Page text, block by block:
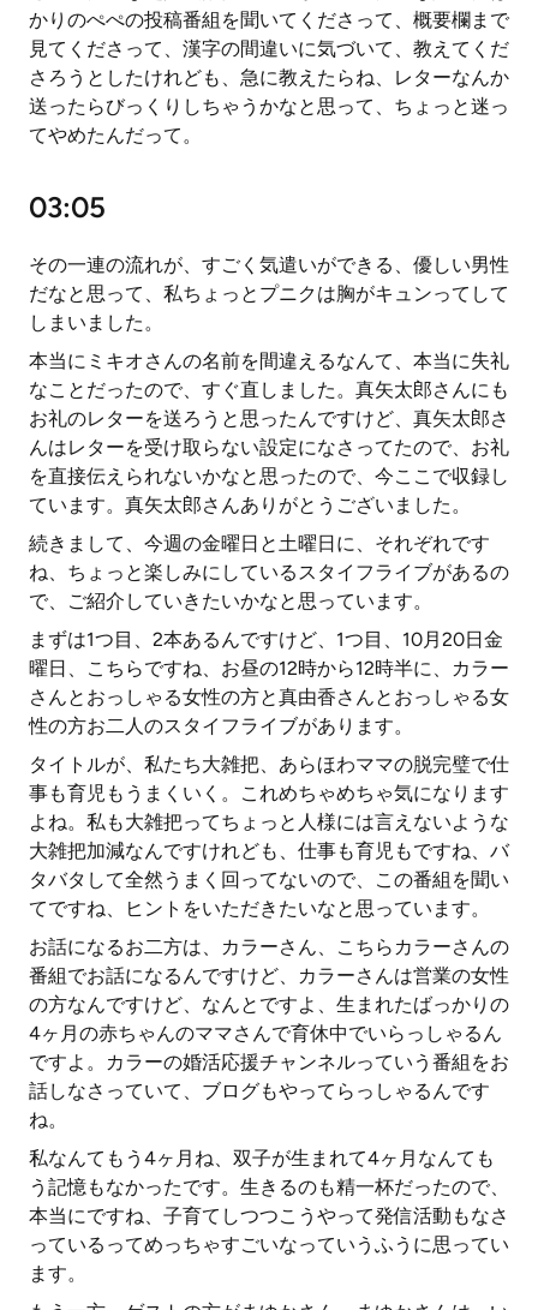
かりのぺぺの投稿番組を聞いてくださって、概要欄まで
見てくださって、漢字の間違いに気づいて、教えてくだ
さろうとしたけれども、急に教えたらね、レターなんか
送ったらびっくりしちゃうかなと思って、ちょっと迷っ
てやめたんだって。
03:05
その一連の流れが、すごく気遣いができる、優しい男性
だなと思って、私ちょっとプニクは胸がキュンってして
しまいました。
本当にミキオさんの名前を間違えるなんて、本当に失礼
なことだったので、すぐ直しました。真矢太郎さんにも
お礼のレターを送ろうと思ったんですけど、真矢太郎さ
んはレターを受け取らない設定になさってたので、お礼
を直接伝えられないかなと思ったので、今ここで収録し
ています。真矢太郎さんありがとうございました。
続きまして、今週の金曜日と土曜日に、それぞれです
ね、ちょっと楽しみにしているスタイフライブがあるの
で、ご紹介していきたいかなと思っています。
まずは1つ目、2本あるんですけど、1つ目、10月20日金
曜日、こちらですね、お昼の12時から12時半に、カラー
さんとおっしゃる女性の方と真由香さんとおっしゃる女
性の方お二人のスタイフライブがあります。
タイトルが、私たち大雑把、あらほわママの脱完璧で仕
事も育児もうまくいく。これめちゃめちゃ気になります
よね。私も大雑把ってちょっと人様には言えないような
大雑把加減なんですけれども、仕事も育児もですね、バ
タバタして全然うまく回ってないので、この番組を聞い
てですね、ヒントをいただきたいなと思っています。
お話になるお二方は、カラーさん、こちらカラーさんの
番組でお話になるんですけど、カラーさんは営業の女性
の方なんですけど、なんとですよ、生まれたばっかりの
4ヶ月の赤ちゃんのママさんで育休中でいらっしゃるん
ですよ。カラーの婚活応援チャンネルっていう番組をお
話しなさっていて、ブログもやってらっしゃるんです
ね。
私なんてもう4ヶ月ね、双子が生まれて4ヶ月なんても
う記憶もなかったです。生きるのも精一杯だったので、
本当にですね、子育てしつつこうやって発信活動もなさ
っているってめっちゃすごいなっていうふうに思ってい
ます。